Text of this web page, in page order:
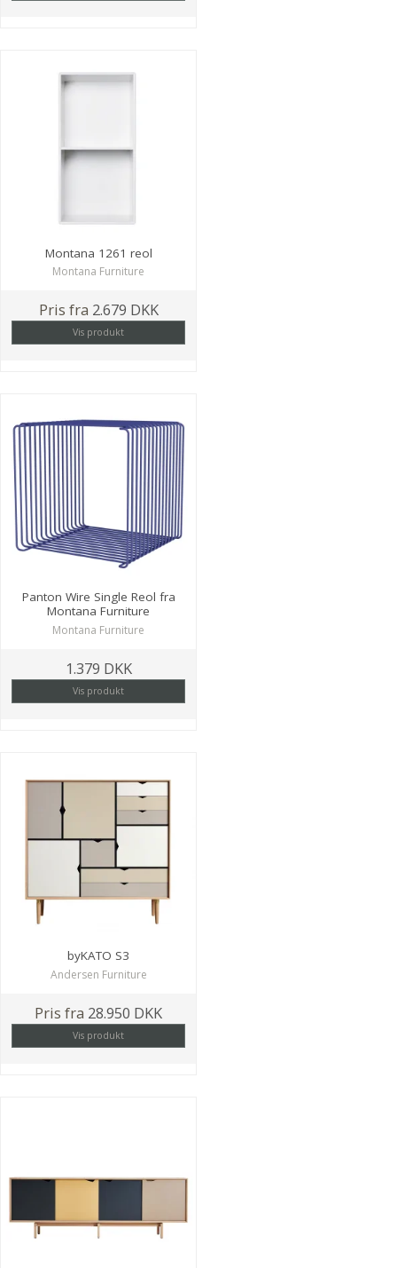
Montana 1261 reol
Montana Furniture
Pris fra 2.679 DKK
Vis produkt
Panton Wire Single Reol fra
Montana Furniture
Montana Furniture
1.379 DKK
Vis produkt
byKATO S3
Andersen Furniture
Pris fra 28.950 DKK
Vis produkt